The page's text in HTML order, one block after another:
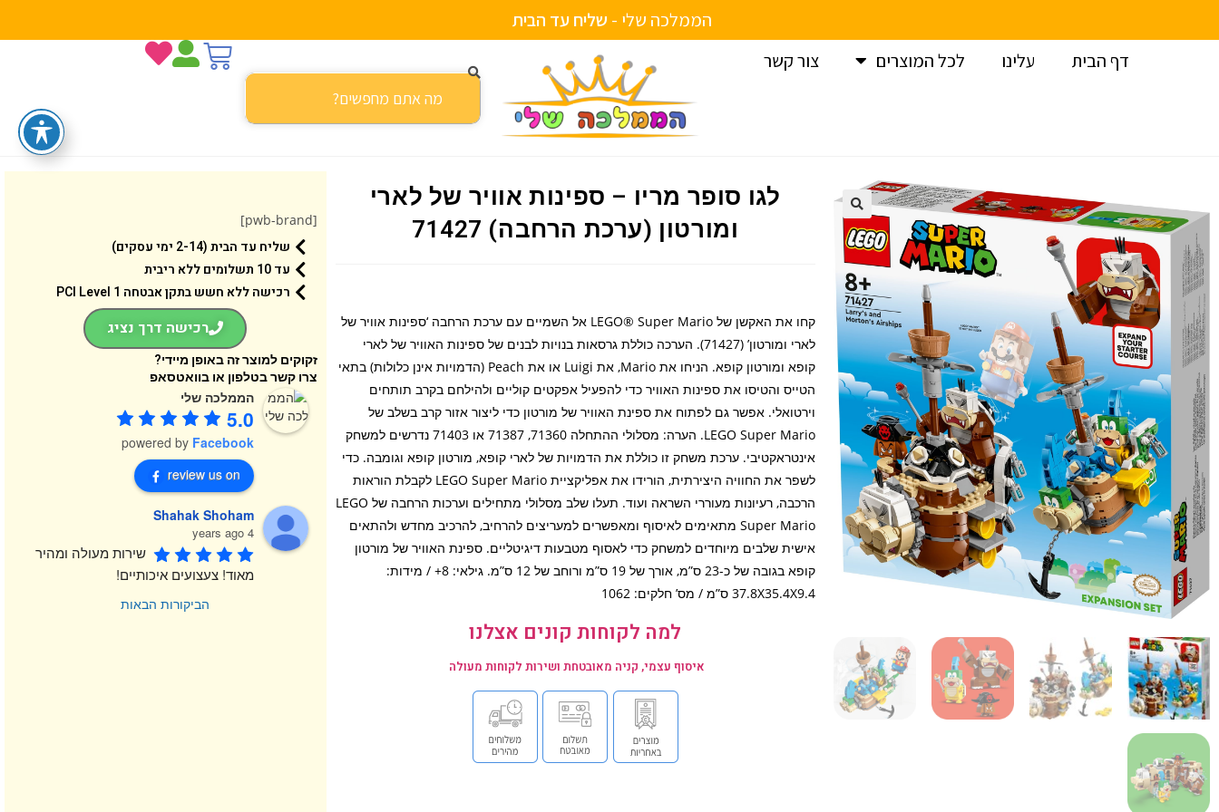
הממלכה שלי - שליח עד הבית
דף הבית
עלינו לכל המוצרים צור קשר
לגו סופר מריו – ספינות אוויר של לארי
ומורטון (ערכת הרחבה) 71427
קחו את האקשן של LEGO® Super Mario אל השמיים עם ערכת הרחבה ‘ספינות אוויר של
לארי ומורטון’ (71427). הערכה כוללת גרסאות בנויות לבנים של ספינות האוויר של לארי
קופא ומורטון קופא. הניחו את Mario, את Luigi או את Peach (הדמויות אינן כלולות) בתאי
הטייס והטיסו את ספינות האוויר כדי להפעיל אפקטים קוליים ולהילחם בקרב תותחים
וירטואלי. אפשר גם לפתוח את ספינת האוויר של מורטון כדי ליצור אזור קרב בשלב של
LEGO Super Mario. הערה: מסלולי ההתחלה 71360, 71387 או 71403 נדרשים למשחק
אינטראקטיבי. ערכת משחק זו כוללת את הדמויות של לארי קופא, מורטון קופא וגומבה. כדי
לשפר את החוויה היצירתית, הורידו את אפליקציית LEGO Super Mario לקבלת הוראות
הרכבה, רעיונות מעוררי השראה ועוד. תעלו שלב מסלולי מתחילים וערכות הרחבה של LEGO
Super Mario מתאימים לאיסוף ומאפשרים למעריצים להרחיב, להרכיב מחדש ולהתאים
אישית שלבים מיוחדים למשחק כדי לאסוף מטבעות דיגיטליים. ספינת האוויר של מורטון
קופא בגובה של כ-23 ס”מ, אורך של 19 ס”מ ורוחב של 12 ס”מ. גילאי: 8+ / מידות:
37.8X35.4X9.4 ס”מ / מס’ חלקים: 1062
למה לקוחות קונים אצלנו
איסוף עצמי, קניה מאובטחת ושירות לקוחות מעולה
[pwb-brand]
שליח עד הבית (2-14 ימי עסקים)
עד 10 תשלומים ללא ריבית
רכישה ללא חשש בתקן אבטחה 1 PCI Level
רכישה דרך נציג
זקוקים למוצר זה באופן מיידי?
צרו קשר בטלפון או בוואטסאפ
הממלכה שלי
5.0
powered by Facebook
review us on
Shahak Shoham
4 years ago
מאוד! צעצועים איכותיים!
הביקורות הבאות